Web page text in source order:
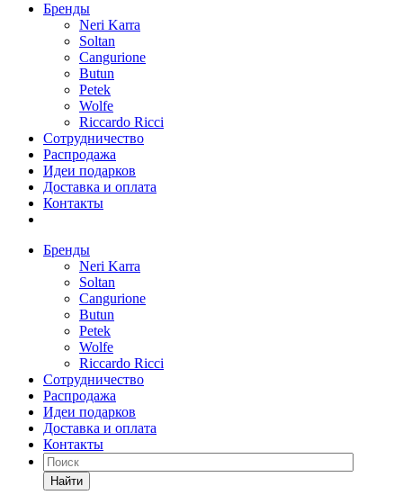
Бренды
Neri Karra
Soltan
Cangurione
Butun
Petek
Wolfe
Riccardo Ricci
Сотрудничество
Распродажа
Идеи подарков
Доставка и оплата
Контакты
Бренды
Neri Karra
Soltan
Cangurione
Butun
Petek
Wolfe
Riccardo Ricci
Сотрудничество
Распродажа
Идеи подарков
Доставка и оплата
Контакты
Найти